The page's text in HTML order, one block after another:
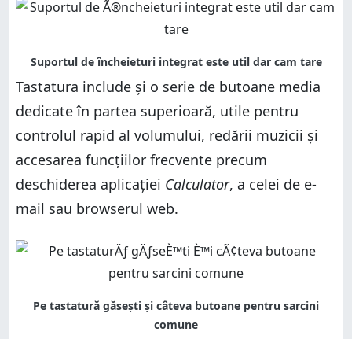
Tastatura include și o serie de butoane media
dedicate în partea superioară, utile pentru
controlul rapid al volumului, redării muzicii și
accesarea funcțiilor frecvente precum
deschiderea aplicației Calculator, a celei de e-
mail sau browserul web.